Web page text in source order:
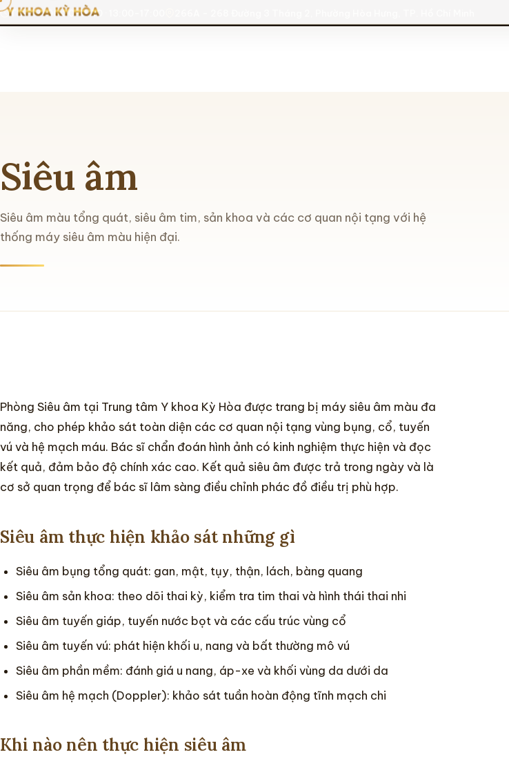
T2-T7: 06:30-11:30 · 13:00-17:00
Siêu âm
Siêu âm màu tổng quát, siêu âm tim, sản khoa và các cơ quan nội tạng với hệ
thống máy siêu âm màu hiện đại.
Phòng Siêu âm tại Trung tâm Y khoa Kỳ Hòa được trang bị máy siêu âm màu đa
năng, cho phép khảo sát toàn diện các cơ quan nội tạng vùng bụng, cổ, tuyến
vú và hệ mạch máu. Bác sĩ chẩn đoán hình ảnh có kinh nghiệm thực hiện và đọc
kết quả, đảm bảo độ chính xác cao. Kết quả siêu âm được trả trong ngày và là
cơ sở quan trọng để bác sĩ lâm sàng điều chỉnh phác đồ điều trị phù hợp.
Siêu âm thực hiện khảo sát những gì
Siêu âm bụng tổng quát: gan, mật, tụy, thận, lách, bàng quang
Siêu âm sản khoa: theo dõi thai kỳ, kiểm tra tim thai và hình thái thai nhi
Siêu âm tuyến giáp, tuyến nước bọt và các cấu trúc vùng cổ
Siêu âm tuyến vú: phát hiện khối u, nang và bất thường mô vú
Siêu âm phần mềm: đánh giá u nang, áp-xe và khối vùng da dưới da
Siêu âm hệ mạch (Doppler): khảo sát tuần hoàn động tĩnh mạch chi
Khi nào nên thực hiện siêu âm